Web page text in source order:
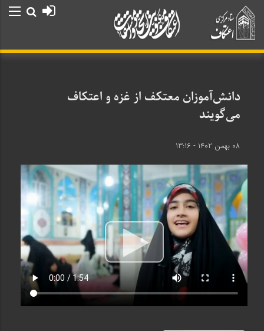
دانش‌آموزان معتکف از غزه و اعتکاف
می‌گویند
08 بهمن 1402 - 13:16